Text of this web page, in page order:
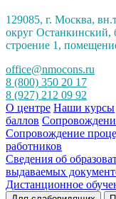
129085, г. Москва,
округ Останкинский,
строение 1,
office@nmocons.ru
8 (800) 350 20 17
8 (927) 212 09 92
О центре Наши курсы
баллов
Сопровождение
работников
Сведения об
выдаваемых
Дистанционное